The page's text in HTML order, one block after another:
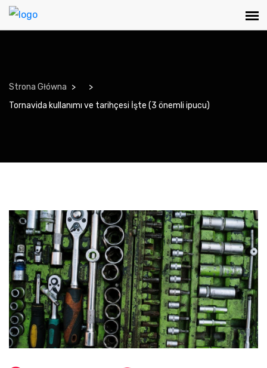
Strona Główna
Tornavida kullanımı ve tarihçesi İşte (3 önemli ipucu)